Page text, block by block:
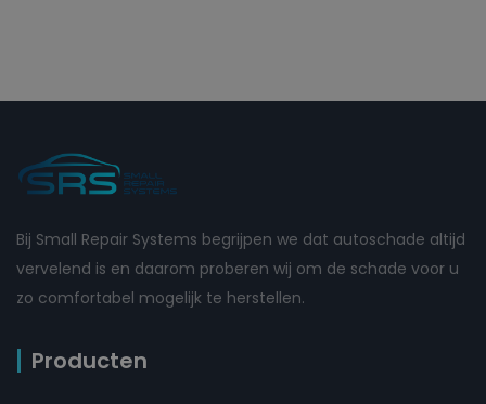
Bij Small Repair Systems begrijpen we dat autoschade altijd
vervelend is en daarom proberen wij om de schade voor u
zo comfortabel mogelijk te herstellen.
Producten